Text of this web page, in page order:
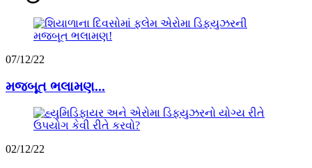
07/12/22
મજબૂત ભલામણ...
02/12/22